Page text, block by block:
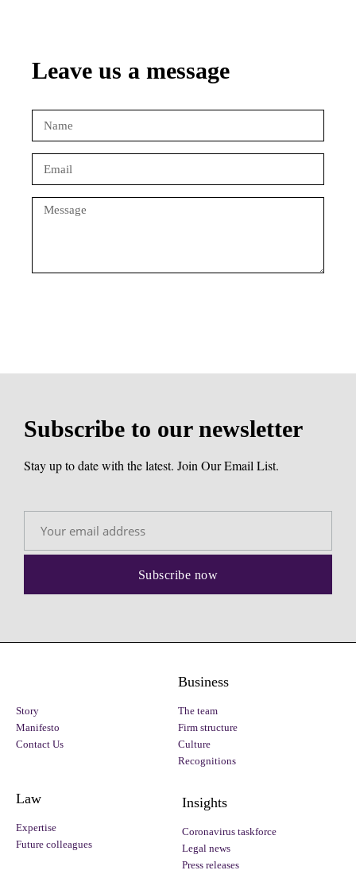
Leave us a message
Subscribe to our newsletter
Stay up to date with the latest. Join Our Email List.
Story
Manifesto
Contact Us
Business
The team
Firm structure
Culture
Recognitions
Law
Expertise
Future colleagues
Insights
Coronavirus taskforce
Legal news
Press releases